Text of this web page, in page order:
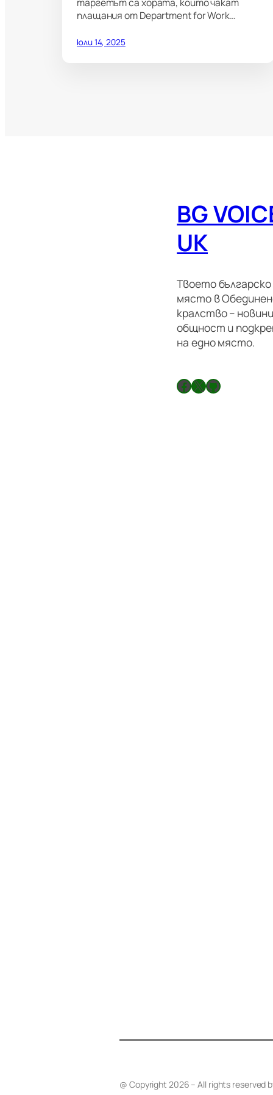
плащания от Department for Work…
юли 14, 2025
BG
UK
Твоето българско
място в
кралство –
общност и
на едно място.
Facebook X GitHub
@ Copyright 2026 – All rights reserved